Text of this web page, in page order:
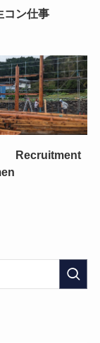
コン仕事
Recruitment